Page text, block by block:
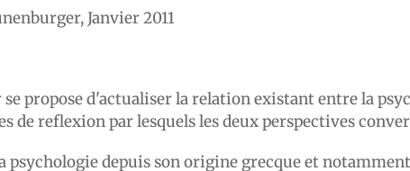
Janvier 2011
se propose d'actualiser la relation existant entre la
de reflexion par lesquels les deux perspectives
psychologie depuis son origine grecque et